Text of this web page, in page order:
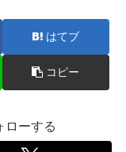
はてブ
コピー
ローする